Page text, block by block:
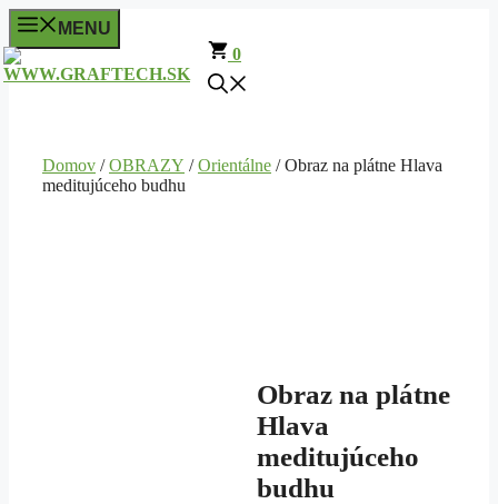
Preskočiť
na
obsah
MENU
0
Domov /OBRAZY /Orientálne / Obraz na plátne Hlava
meditujúceho budhu
Obraz na plátne
Hlava
meditujúceho
budhu